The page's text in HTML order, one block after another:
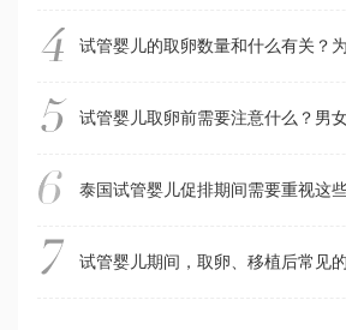
试管婴儿的取卵数量和什么有关？
试管婴儿取卵前需要注意什么？男
泰国试管婴儿促排期间需要重视这
试管婴儿期间，取卵、移植后常见